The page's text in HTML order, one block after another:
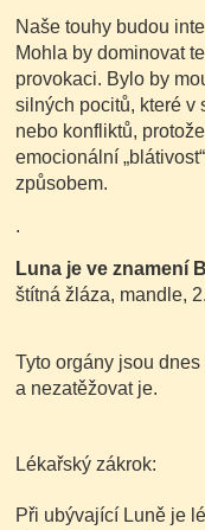
Naše touhy budou
Mohla by dominovat
provokaci. Bylo by
silných pocitů, které v
nebo konfliktů,
emocionální
způsobem.
.
Luna je ve znamení
štítná žláza, mandle,
Tyto orgány jsou
a nezatěžovat je.
Lékařský zákrok:
Při ubývající Luně je